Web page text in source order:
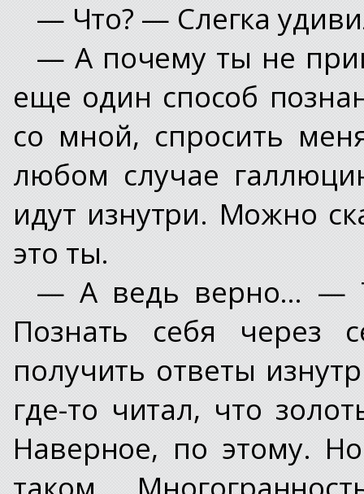
— Что? — Слегка
— А почему ты не
еще один способ
со мной, спросить
любом случае
идут изнутри. Можно
это ты.
— А ведь верно… —
Познать себя через
получить ответы
где-то читал, что
Наверное, по этому.